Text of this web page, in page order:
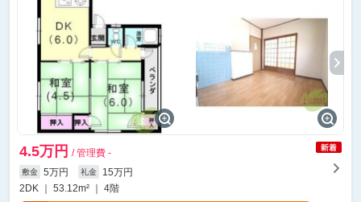
4.5万円 / 管理費 -
敷金 5万円 礼金
15万円
2DK ｜ 53.12m² ｜ 4階